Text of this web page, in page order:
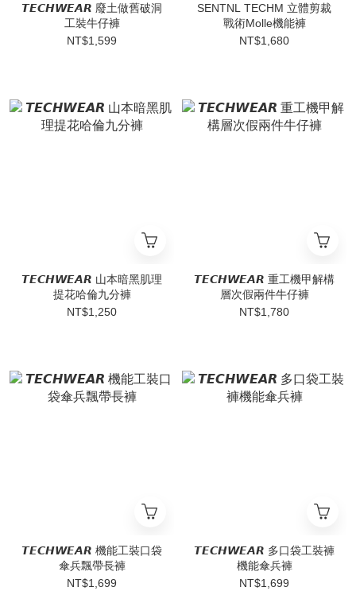
𝙏𝙀𝘾𝙃𝙒𝙀𝘼𝙍 廢土做舊破洞
工裝牛仔褲
NT$1,599
SENTNL TECHM 立體剪裁
戰術Molle機能褲
NT$1,680
𝙏𝙀𝘾𝙃𝙒𝙀𝘼𝙍 山本暗黑肌理
提花哈倫九分褲
NT$1,250
𝙏𝙀𝘾𝙃𝙒𝙀𝘼𝙍 重工機甲解構
層次假兩件牛仔褲
NT$1,780
𝙏𝙀𝘾𝙃𝙒𝙀𝘼𝙍 機能工裝口袋
傘兵飄帶長褲
NT$1,699
𝙏𝙀𝘾𝙃𝙒𝙀𝘼𝙍 多口袋工裝褲
機能傘兵褲
NT$1,699